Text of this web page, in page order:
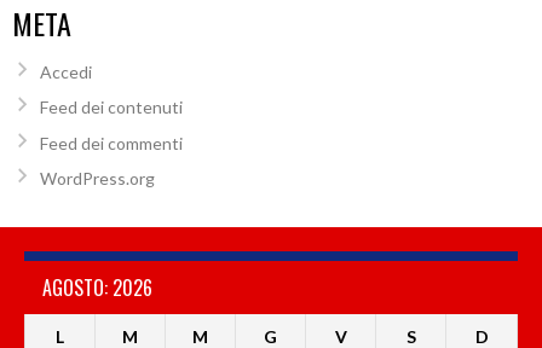
META
Accedi
Feed dei contenuti
Feed dei commenti
WordPress.org
AGOSTO: 2026
L M M G V S D